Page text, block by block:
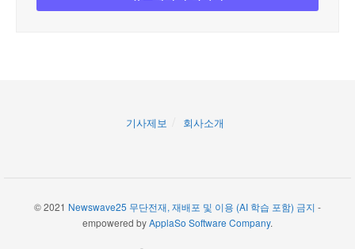
기사제보 회사소개
© 2021 Newswave25 무단전재, 재배포 및 이용 (AI 학습 포함) 금지 -
empowered byApplaSo Software Company.